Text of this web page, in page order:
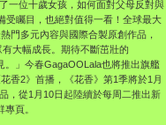
一位十歲女孩，如何面對父母反對與
受矚目，也絕對值得一看！全球最大
門多元內容與國際合製原創作品，
大幅成長。期待不斷茁壯的
。」今春GagaOOLala也將推出旗艦
香2》首播，《花香》第1季將於1月
，從1月10日起陸續於每周二推出新
頁。